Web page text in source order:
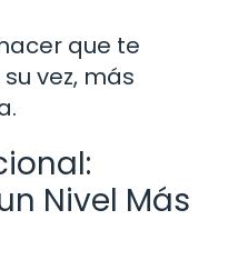
que te
vez, más
Nivel Más